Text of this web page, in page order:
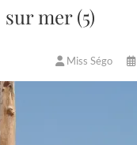
mer (5)
Miss Ségo